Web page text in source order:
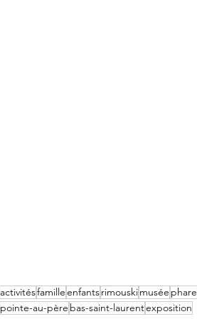
activitésfamilleenfantsrimouskimusée phare
pointe-au-père bas-saint-laurentexposition